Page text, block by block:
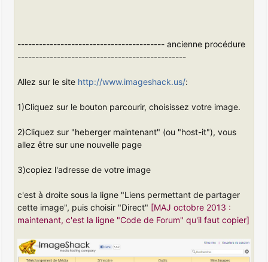
----------------------------------------- ancienne procédure
-----------------------------------------------
Allez sur le site http://www.imageshack.us/:
1)Cliquez sur le bouton parcourir, choisissez votre image.
2)Cliquez sur "heberger maintenant" (ou "host-it"), vous
allez être sur une nouvelle page
3)copiez l'adresse de votre image
c'est à droite sous la ligne "Liens permettant de partager
cette image", puis choisir "Direct" [MAJ octobre 2013 :
maintenant, c'est la ligne "Code de Forum" qu'il faut copier]